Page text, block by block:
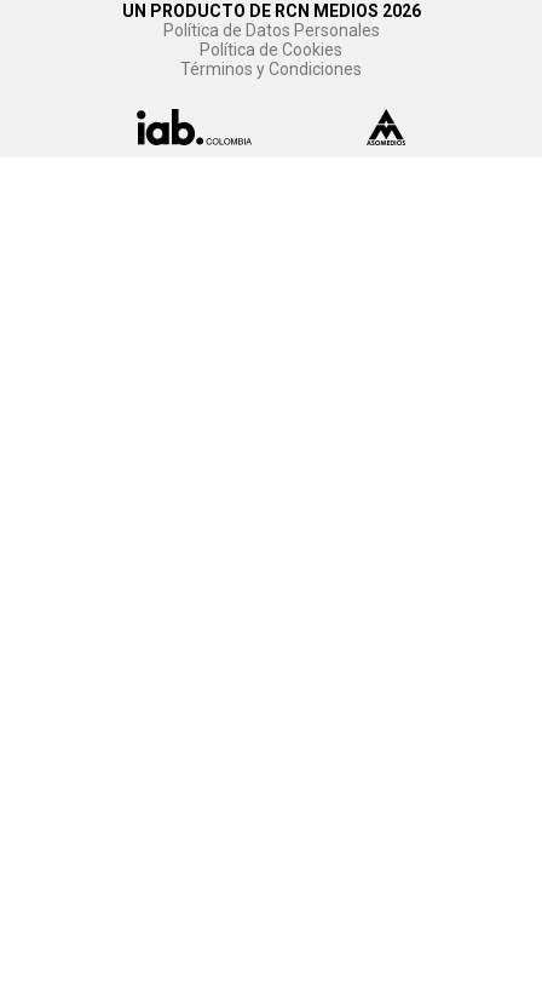
UN PRODUCTO DE RCN MEDIOS 2026
Política de Datos Personales
Política de Cookies
Términos y Condiciones